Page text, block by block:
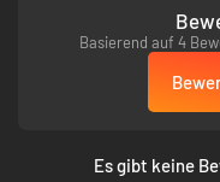
Überliste deine
Basierend auf 4
Es gibt keine